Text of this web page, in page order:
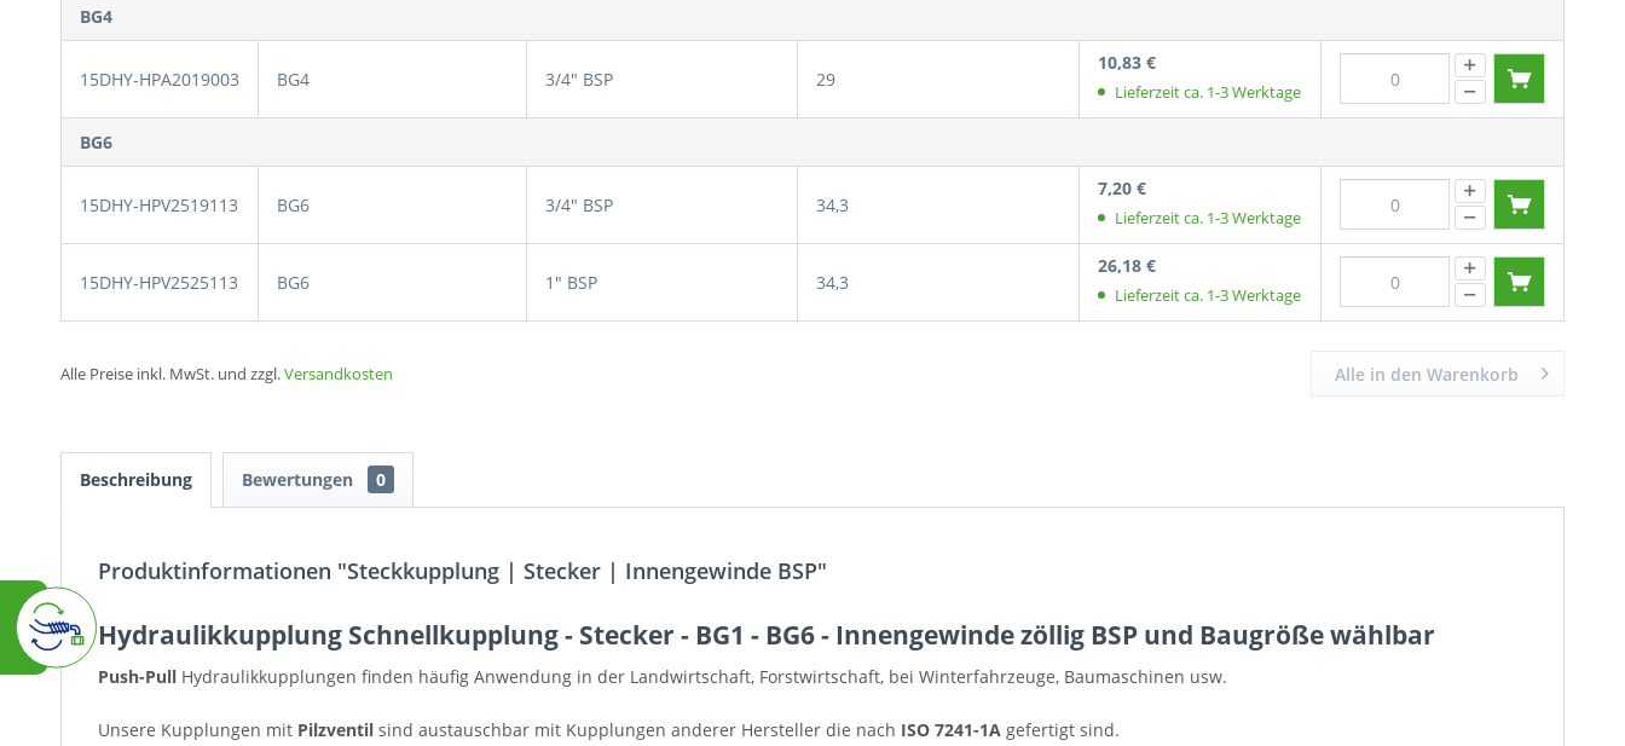
BG4
15DHY-HPA2019003 BG4 3/4" BSP 29
10,83 €
Lieferzeit ca. 1-3 Werktage
BG6
15DHY-HPV2519113 BG6 3/4" BSP 34,3
7,20 €
Lieferzeit ca. 1-3 Werktage
15DHY-HPV2525113 BG6 1" BSP 34,3
26,18 €
Lieferzeit ca. 1-3 Werktage
Alle Preise inkl. MwSt. und zzgl.Versandkosten Alle in den Warenkorb
Beschreibung Bewertungen 0
Produktinformationen "Steckkupplung | Stecker | Innengewinde BSP"
Hydraulikkupplung Schnellkupplung - Stecker - BG1 - BG6 - Innengewinde zöllig BSP und Baugröße wählbar
Push-Pull Hydraulikkupplungen finden häufig Anwendung in der Landwirtschaft, Forstwirtschaft, bei Winterfahrzeuge, Baumaschinen usw.
Unsere Kupplungen mit Pilzventil sind austauschbar mit Kupplungen anderer Hersteller die nach ISO 7241-1A gefertigt sind.